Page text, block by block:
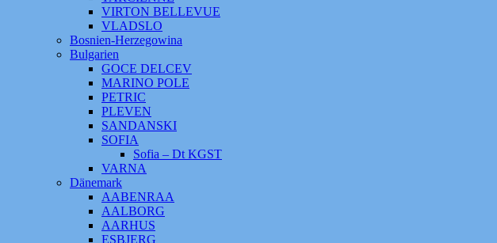
VIRTON BELLEVUE
VLADSLO
Bosnien-Herzegowina
Bulgarien
GOCE DELCEV
MARINO POLE
PETRIC
PLEVEN
SANDANSKI
SOFIA
Sofia – Dt KGST
VARNA
Dänemark
AABENRAA
AALBORG
AARHUS
ESBJERG